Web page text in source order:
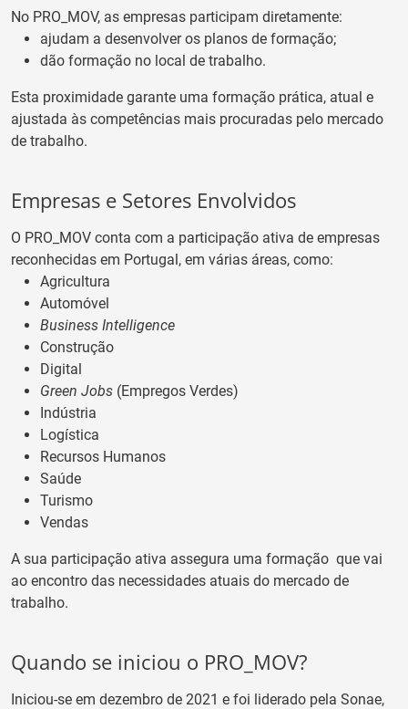
No PRO_MOV, as empresas participam diretamente:
ajudam a desenvolver os planos de formação;
dão formação no local de trabalho.
Esta proximidade garante uma formação prática, atual e
ajustada às competências mais procuradas pelo mercado
de trabalho.
Empresas e Setores Envolvidos
O PRO_MOV conta com a participação ativa de empresas
reconhecidas em Portugal, em várias áreas, como:
Agricultura
Automóvel
Business Intelligence
Construção
Digital
Green Jobs (Empregos Verdes)
Indústria
Logística
Recursos Humanos
Saúde
Turismo
Vendas
A sua participação ativa assegura uma formação que vai
ao encontro das necessidades atuais do mercado de
trabalho.
Quando se iniciou o PRO_MOV?
Iniciou-se em dezembro de 2021 e foi liderado pela Sonae,